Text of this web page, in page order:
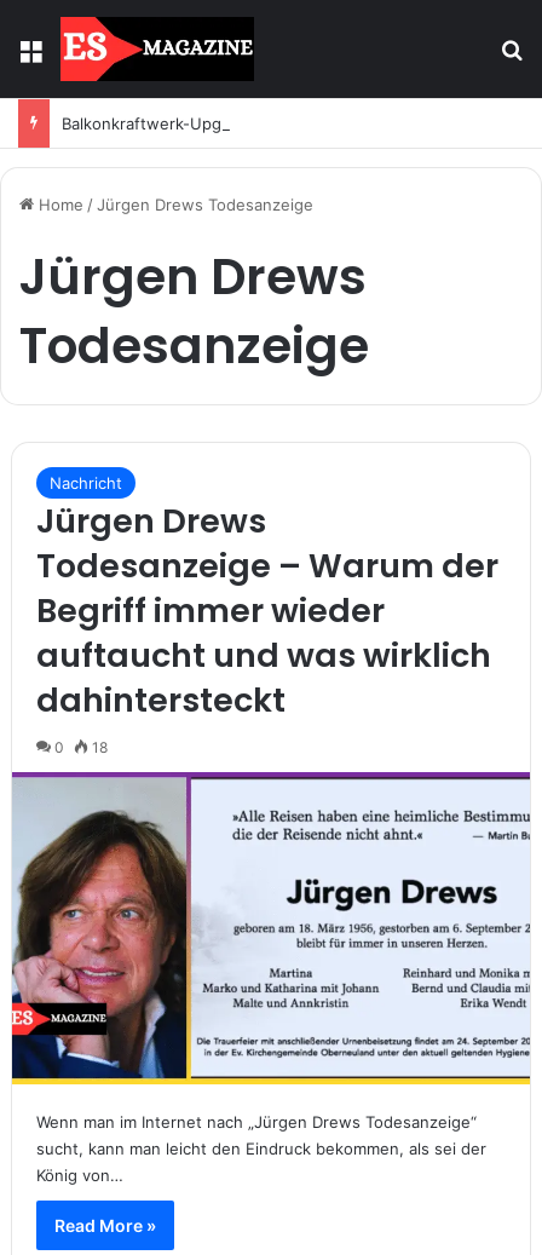
Menu
Balkonkraftwerk-Upgrade: Wann und wie registrieren
Home /Jürgen Drews Todesanzeige
Jürgen Drews
Todesanzeige
Nachricht
Jürgen Drews
Todesanzeige – Warum der
Begriff immer wieder
auftaucht und was wirklich
dahintersteckt
0 18
Wenn man im Internet nach „Jürgen Drews Todesanzeige“
sucht, kann man leicht den Eindruck bekommen, als sei der
König von…
Read More »